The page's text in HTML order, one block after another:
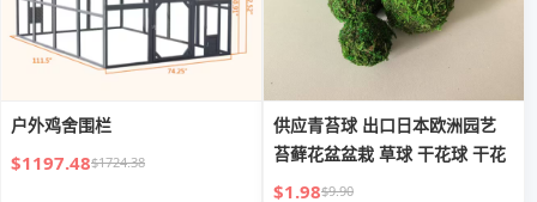
户外鸡舍围栏
$1197.48$1724.38
供应青苔球 出口日本欧洲园艺
苔藓花盆盆栽 草球 干花球 干花
$1.98$9.90